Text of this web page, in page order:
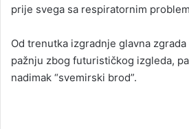
prije svega sa respiratornim
Od trenutka izgradnje glavna
pažnju zbog futurističkog izgleda,
nadimak “svemirski brod”.